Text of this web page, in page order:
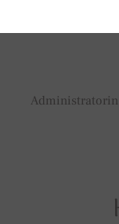
Administratorin